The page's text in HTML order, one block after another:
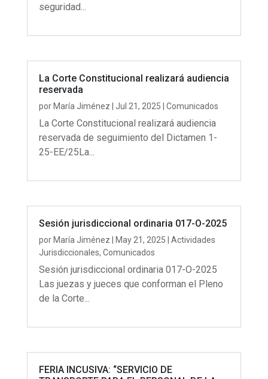
seguridad...
La Corte Constitucional realizará audiencia
reservada
por María Jiménez Jul 21, 2025 Comunicados
La Corte Constitucional realizará audiencia
reservada de seguimiento del Dictamen 1-
25-EE/25La...
Sesión jurisdiccional ordinaria 017-O-2025
por María Jiménez May 21, 2025
Actividades
Jurisdiccionales, Comunicados
Sesión jurisdiccional ordinaria 017-O-2025
Las juezas y jueces que conforman el Pleno
de la Corte...
FERIA INCUSIVA: “SERVICIO DE